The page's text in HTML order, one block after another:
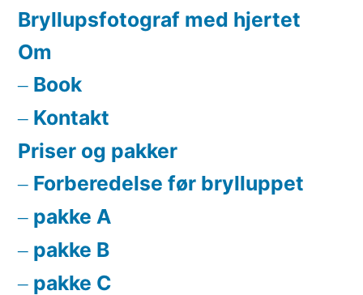
Bryllupsfotograf med hjertet
Om
Book
Kontakt
Priser og pakker
Forberedelse før brylluppet
pakke A
pakke B
pakke C